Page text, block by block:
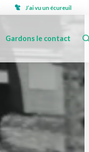
J’ai vu un écureuil
Gardons le contact